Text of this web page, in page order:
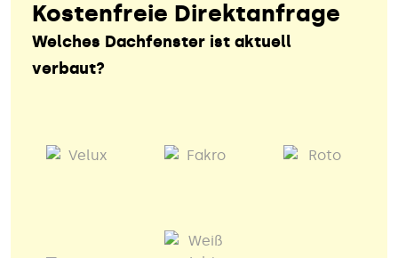
Kostenfreie Direktanfrage
Welches Dachfenster ist aktuell
verbaut?